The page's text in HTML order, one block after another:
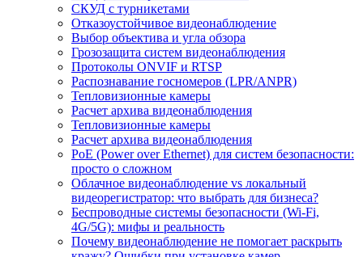
СКУД с турникетами
Отказоустойчивое видеонаблюдение
Выбор объектива и угла обзора
Грозозащита систем видеонаблюдения
Протоколы ONVIF и RTSP
Распознавание госномеров (LPR/ANPR)
Тепловизионные камеры
Расчет архива видеонаблюдения
Тепловизионные камеры
Расчет архива видеонаблюдения
PoE (Power over Ethernet) для систем безопасности:
просто о сложном
Облачное видеонаблюдение vs локальный
видеорегистратор: что выбрать для бизнеса?
Беспроводные системы безопасности (Wi-Fi,
4G/5G): мифы и реальность
Почему видеонаблюдение не помогает раскрыть